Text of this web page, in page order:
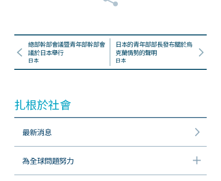
總部幹部會議暨青年部幹部會
議於日本舉行
日本
日本的青年部部長發布關於烏
克蘭情勢的聲明
日本
扎根於社會
最新消息
為全球問題努力